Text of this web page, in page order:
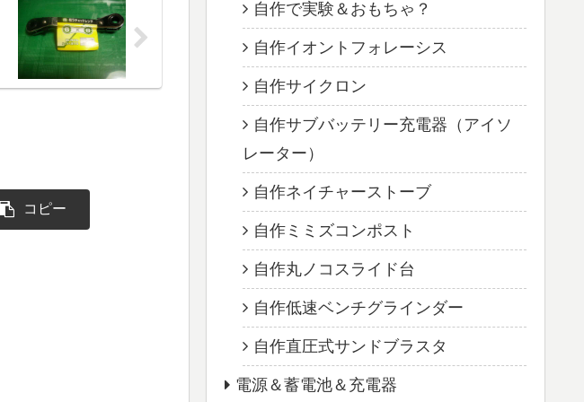
コピー
自作で実験＆おもちゃ？
自作イオントフォレーシス
自作サイクロン
自作サブバッテリー充電器（アイソ
レーター）
自作ネイチャーストーブ
自作ミミズコンポスト
自作丸ノコスライド台
自作低速ベンチグラインダー
自作直圧式サンドブラスタ
電源＆蓄電池＆充電器